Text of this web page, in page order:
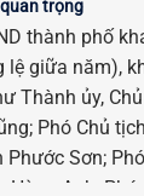
trọng
thành phố
lệ giữa năm),
Thành ủy,
Phó Chủ
Phước Sơn;
Hùng Anh;